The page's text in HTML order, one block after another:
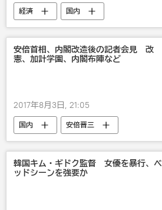
経済 国内
安倍首相、内閣改造後の記者会見 改
憲、加計学園、内閣布陣など
2017年8月3日, 21:05
国内 安倍晋三
韓国キム・ギドク監督 女優を暴行、ベ
ッドシーンを強要か